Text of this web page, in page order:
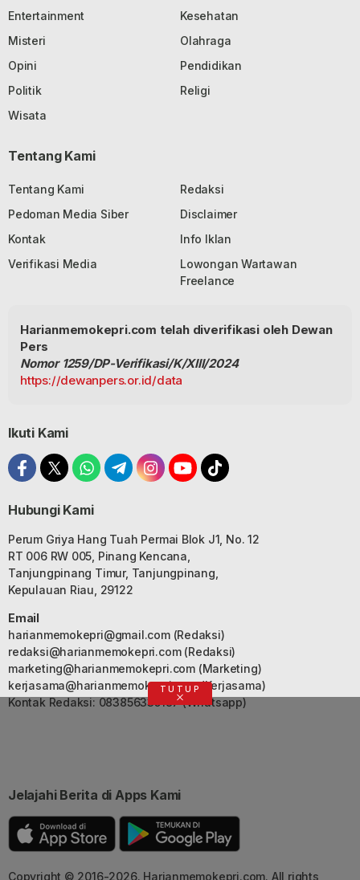
Entertainment
Kesehatan
Misteri
Olahraga
Opini
Pendidikan
Politik
Religi
Wisata
Tentang Kami
Tentang Kami
Redaksi
Pedoman Media Siber
Disclaimer
Kontak
Info Iklan
Verifikasi Media
Lowongan Wartawan
Freelance
Harianmemokepri.com telah diverifikasi oleh Dewan
Pers
Nomor 1259/DP-Verifikasi/K/XIII/2024
https://dewanpers.or.id/data
Ikuti Kami
Hubungi Kami
Perum Griya Hang Tuah Permai Blok J1, No. 12
RT 006 RW 005, Pinang Kencana,
Tanjungpinang Timur, Tanjungpinang,
Kepulauan Riau, 29122
Email
harianmemokepri@gmail.com(Redaksi)
redaksi@harianmemokepri.com(Redaksi)
marketing@harianmemokepri.com(Marketing)
kerjasama@harianmemokepri.com(Kerjasama)
Kontak Redaksi: 083856335187 (Whatsapp)
Jelajahi Berita di Apps Kami
Copyright © 2016-2026. Harianmemokepri.com. All rights
TUTUP